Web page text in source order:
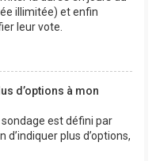
illimitée) et enfin
leur vote.
d’options à mon
sondage est défini par
d’indiquer plus d’options,